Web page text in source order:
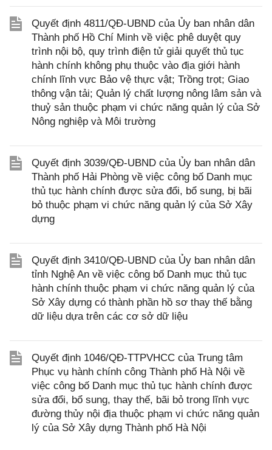
Quyết định 4811/QĐ-UBND của Ủy ban nhân dân
Thành phố Hồ Chí Minh về việc phê duyệt quy
trình nội bộ, quy trình điện tử giải quyết thủ tục
hành chính không phụ thuộc vào địa giới hành
chính lĩnh vực Bảo vệ thực vật; Trồng trọt; Giao
thông vận tải; Quản lý chất lượng nông lâm sản và
thuỷ sản thuộc phạm vi chức năng quản lý của Sở
Nông nghiệp và Môi trường
Quyết định 3039/QĐ-UBND của Ủy ban nhân dân
Thành phố Hải Phòng về việc công bố Danh mục
thủ tục hành chính được sửa đổi, bổ sung, bị bãi
bỏ thuộc phạm vi chức năng quản lý của Sở Xây
dựng
Quyết định 3410/QĐ-UBND của Ủy ban nhân dân
tỉnh Nghệ An về việc công bố Danh mục thủ tục
hành chính thuộc phạm vi chức năng quản lý của
Sở Xây dựng có thành phần hồ sơ thay thế bằng
dữ liệu dựa trên các cơ sở dữ liệu
Quyết định 1046/QĐ-TTPVHCC của Trung tâm
Phục vụ hành chính công Thành phố Hà Nội về
việc công bố Danh mục thủ tục hành chính được
sửa đổi, bổ sung, thay thế, bãi bỏ trong lĩnh vực
đường thủy nội địa thuộc phạm vi chức năng quản
lý của Sở Xây dựng Thành phố Hà Nội